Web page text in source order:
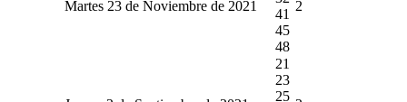
Martes 23 de Noviembre de 2021
41
45
48
2
21
23
25